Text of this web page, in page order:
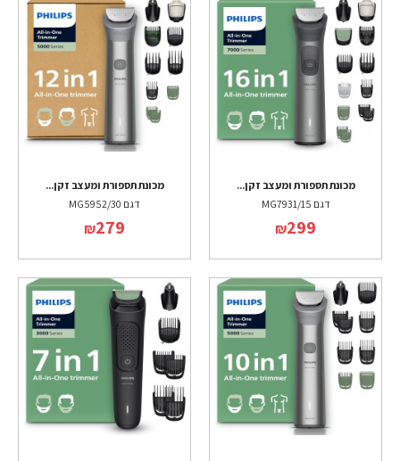
מכונת תספורת ומעצב זקן...
דגם MG7931/15
₪299
מכונת תספורת ומעצב זקן...
דגם MG5952/30
₪279